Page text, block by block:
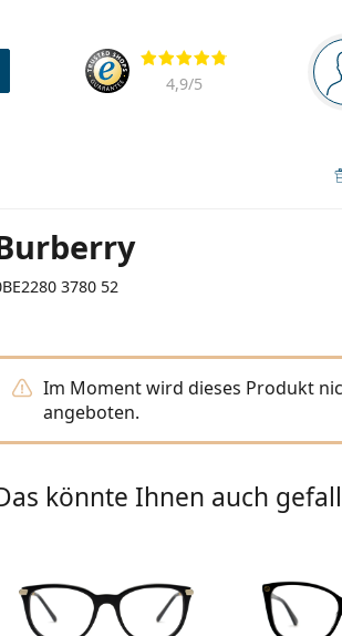
Bewertung
4,9/5
3780 52
Im Moment wird dieses Produkt
angeboten.
könnte Ihnen auch